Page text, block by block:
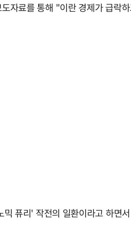
자료를 통해 "이란 경제가 급락
퓨리' 작전의 일환이라고 하면